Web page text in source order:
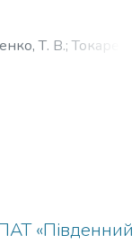
Т. В.;Токарев, М.
«Південний